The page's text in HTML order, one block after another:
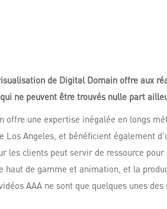
de Digital Domain offre aux
ne peuvent être trouvés nulle part
offre une expertise inégalée en longs
Los Angeles, et bénéficient également
les clients peut servir de ressource
haut de gamme et animation, et la
AAA ne sont que quelques unes